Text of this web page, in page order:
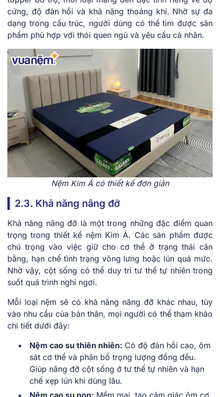
cứng, độ đàn hồi và khả năng thoáng khí. Nhờ sự đa
dạng trong cấu trúc, người dùng có thể tìm được sản
phẩm phù hợp với thói quen ngủ và yêu cầu cá nhân.
Nệm Kim Á có thiết kế đơn giản
2.3. Khả năng nâng đỡ
Khả năng nâng đỡ là một trong những đặc điểm quan
trọng trong thiết kế nệm Kim Á. Các sản phẩm được
chú trọng vào việc giữ cho cơ thể ở trạng thái cân
bằng, hạn chế tình trạng võng lưng hoặc lún quá mức.
Nhờ vậy, cột sống có thể duy trì tư thế tự nhiên trong
suốt quá trình nghỉ ngơi.
Mỗi loại nệm sẽ có khả năng nâng đỡ khác nhau, tùy
vào nhu cầu của bản thân, mọi người có thể tham khảo
chi tiết dưới đây:
Nệm cao su thiên nhiên: Có độ đàn hồi cao, ôm
sát cơ thể và phân bổ trọng lượng đồng đều.
Giúp nâng đỡ cột sống ở tư thế tự nhiên và hạn
chế xẹp lún khi dùng lâu.
Nệm cao su non: Mềm mại, tạo cảm giác ôm cơ